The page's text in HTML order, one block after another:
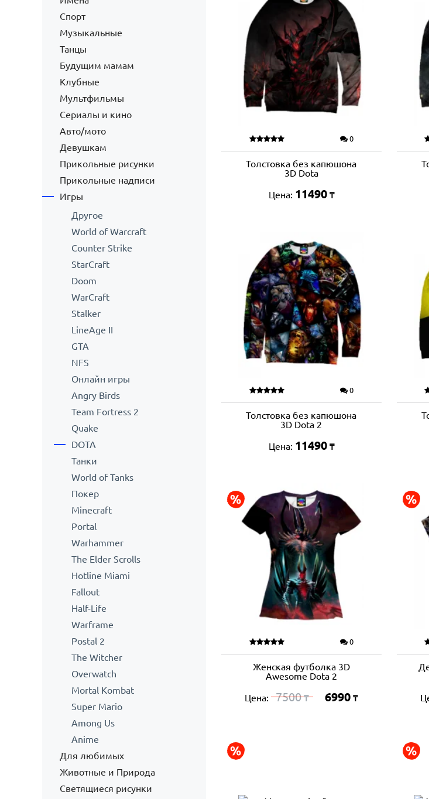
Спорт
Музыкальные
Танцы
Будущим мамам
Клубные
Мультфильмы
Сериалы и кино
Авто/мото
Девушкам
Прикольные рисунки
Прикольные надписи
Игры
Другое
World of Warcraft
Counter Strike
StarCraft
Doom
WarCraft
Stalker
LineAge II
GTA
NFS
Онлайн игры
Angry Birds
Team Fortress 2
Quake
DOTA
Танки
World of Tanks
Покер
Minecraft
Portal
Warhammer
The Elder Scrolls
Hotline Miami
Fallout
Half-Life
Warframe
Postal 2
The Witcher
Overwatch
Mortal Kombat
Super Mario
Among Us
Anime
Для любимых
Животные и Природа
Светящиеся рисунки
0
Толстовка без капюшона
3D Dota
Цена: 11490 ₸
0
Толстовка без капюшона
3D Dota 2
Цена: 11490 ₸
0
Женская футболка 3D
Awesome Dota 2
Цена: 7500₸ 6990 ₸